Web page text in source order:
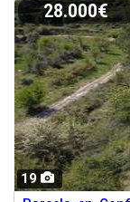
19
28.000€